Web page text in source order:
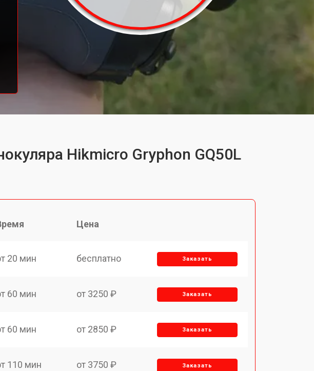
Hikmicro Gryphon GQ50L
Цена
20 мин бесплатно Заказать
60 мин от 3250 ₽ Заказать
60 мин от 2850 ₽ Заказать
110 мин от 3750 ₽ Заказать